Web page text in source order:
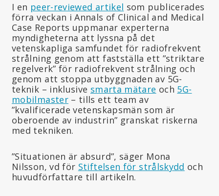
I en peer-reviewed artikel som publicerades
förra veckan i Annals of Clinical and Medical
Case Reports uppmanar experterna
myndigheterna att lyssna på det
vetenskapliga samfundet för radiofrekvent
strålning genom att fastställa ett ”striktare
regelverk” för radiofrekvent strålning och
genom att stoppa utbyggnaden av 5G-
teknik – inklusive smarta mätare och 5G-
mobilmaster– tills ett team av
”kvalificerade vetenskapsmän som är
oberoende av industrin” granskat riskerna
med tekniken.
”Situationen är absurd”, säger Mona
Nilsson, vd för Stiftelsen för strålskydd och
huvudförfattare till artikeln.